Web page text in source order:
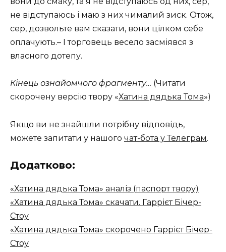
не відступаюсь і маю з них чималий зиск. Отож,
сер, дозвольте вам сказати, вони цілком себе
оплачують.– І торговець весело засміявся з
власного дотепу.
Кінець ознайомчого фрагменту… (Читати
скорочену версію твору «Хатина дядька Тома»)
Якщо ви не знайшли потрібну відповідь,
можете запитати у нашого чат-бота у Телеграм.
Додатково:
«Хатина дядька Тома» аналіз (паспорт твору)
«Хатина дядька Тома» скачати. Гаррієт Бічер-
Стоу
«Хатина дядька Тома» скорочено Гаррієт Бічер-
Стоу